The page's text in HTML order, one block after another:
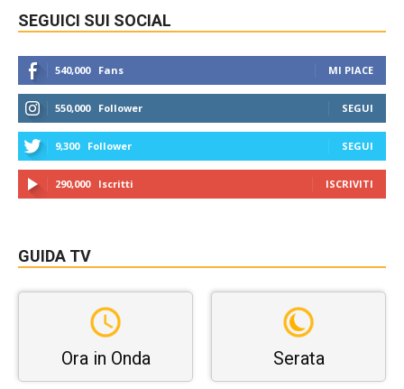
SEGUICI SUI SOCIAL
540,000 Fans MI PIACE
550,000 Follower SEGUI
9,300 Follower SEGUI
290,000 Iscritti ISCRIVITI
GUIDA TV
Ora in Onda Serata